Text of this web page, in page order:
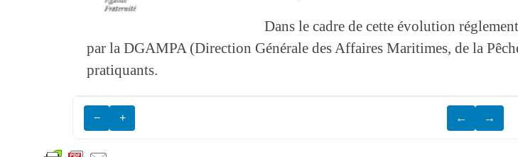
Dans le cadre de cette évolution
par la DGAMPA (Direction Générale des Affaires Maritimes, de la
pratiquants.
− + ← →